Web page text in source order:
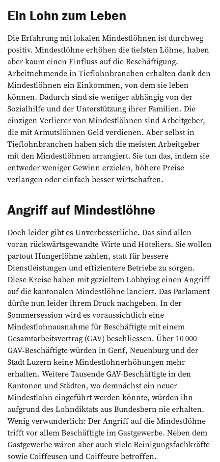
Ein Lohn zum Leben
Die Erfahrung mit lokalen Mindestlöhnen ist durchweg
positiv. Mindestlöhne erhöhen die tiefsten Löhne, haben
aber kaum einen Einfluss auf die Beschäftigung.
Arbeitnehmende in Tieflohnbranchen erhalten dank den
Mindestlöhnen ein Einkommen, von dem sie leben
können. Dadurch sind sie weniger abhängig von der
Sozialhilfe und der Unterstützung ihrer Familien. Die
einzigen Verlierer von Mindestlöhnen sind ­Arbeitgeber,
die mit Armutslöhnen Geld verdienen. Aber selbst in
Tieflohnbranchen haben sich die meisten ­Arbeitgeber
mit den Mindestlöhnen arrangiert. Sie tun das, indem sie
­entweder weniger Gewinn erzielen, ­höhere Preise
verlangen oder einfach besser wirtschaften.
Angriff auf Mindestlöhne
Doch leider gibt es Unverbesserliche. Das sind allen
voran rückwärtsgewandte Wirte und Hoteliers. Sie wollen
partout Hungerlöhne zahlen, statt für bessere
Dienstleistungen und effi­zientere Betriebe zu sorgen.
Diese Kreise haben mit gezieltem Lobbying einen Angriff
auf die kantonalen Mindestlöhne lanciert. Das Parlament
dürfte nun leider ihrem Druck nach­geben. In der
Sommersession wird es voraussichtlich eine
Mindestlohn­ausnahme für Beschäftigte mit einem
Gesamtarbeitsvertrag (GAV) be­schliessen. Über 10 000
GAV-Beschäftigte würden in Genf, Neuenburg und der
Stadt Luzern keine Mindestlohnerhöhungen mehr
erhalten. Weitere Tausende GAV-Beschäftigte in den
Kantonen und Städten, wo demnächst ein neuer
Mindestlohn eingeführt werden könnte, würden ihn
aufgrund des Lohndiktats aus Bundesbern nie erhalten.
Wenig verwunderlich: Der Angriff auf die Mindestlöhne
trifft vor allem Beschäftigte im Gastgewerbe. Neben dem
Gastgewerbe wären aber auch viele Reinigungsfachkräfte
sowie Coiffeusen und Coiffeure betroffen.